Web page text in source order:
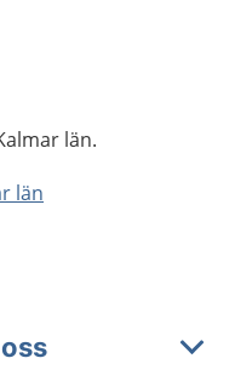
län.
län